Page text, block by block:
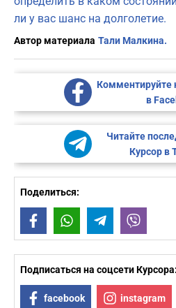
ли у вас шанс на долголетие.
Автор материала Тали Малкина.
Комментируйте
в
Читайте
Курсор в
Поделиться:
FacebookWhatsAppTelegram
Подписаться на соцсети Курсора:
facebook instagram